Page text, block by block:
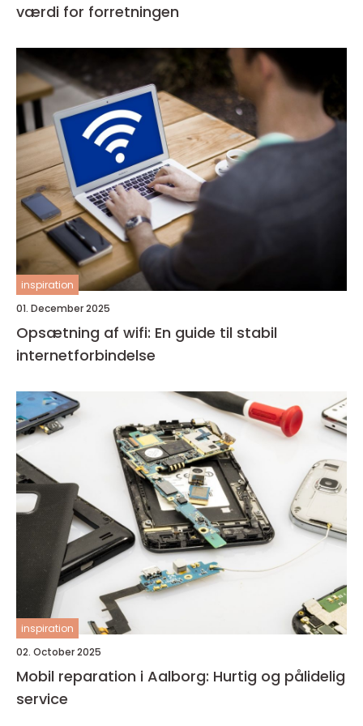
værdi for forretningen
inspiration
01. December 2025
Opsætning af wifi: En guide til stabil
internetforbindelse
inspiration
02. October 2025
Mobil reparation i Aalborg: Hurtig og pålidelig
service